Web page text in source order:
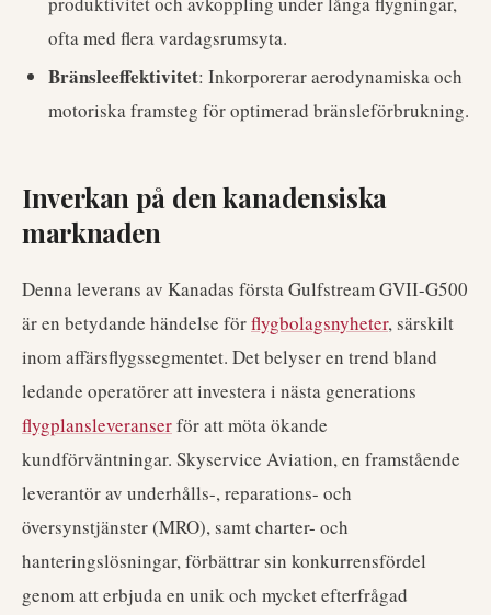
ofta med flera vardagsrumsyta.
Bränsleeffektivitet: Inkorporerar aerodynamiska och
motoriska framsteg för optimerad bränsleförbrukning.
Inverkan på den kanadensiska
marknaden
Denna leverans av Kanadas första Gulfstream GVII-G500
är en betydande händelse förflygbolagsnyheter, särskilt
inom affärsflygssegmentet. Det belyser en trend bland
ledande operatörer att investera i nästa generations
flygplansleveranserför att möta ökande
kundförväntningar. Skyservice Aviation, en framstående
leverantör av underhålls-, reparations- och
översynstjänster (MRO), samt charter- och
hanteringslösningar, förbättrar sin konkurrensfördel
genom att erbjuda en unik och mycket efterfrågad